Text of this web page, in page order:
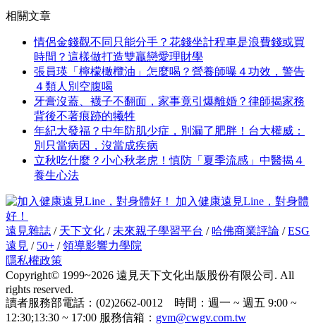
相關文章
情侶金錢觀不同只能分手？花錢坐計程車是浪費錢或買
時間？這樣做打造雙贏戀愛理財學
張員瑛「檸檬橄欖油」怎麼喝？營養師曝４功效，警告
４類人別空腹喝
牙膏沒蓋、襪子不翻面，家事竟引爆離婚？律師揭家務
背後不著痕跡的犧牲
年紀大發福？中年防肌少症，別漏了肥胖！台大權威：
別只當病因，沒當成疾病
立秋吃什麼？小心秋老虎！慎防「夏季流感」中醫揭４
養生心法
加入健康遠見Line，對身體
好！
遠見雜誌 / 天下文化 / 未來親子學習平台 / 哈佛商業評論 /ESG
遠見 / 50+ /領導影響力學院
隱私權政策
Copyright© 1999~2026 遠見天下文化出版股份有限公司. All
rights reserved.
讀者服務部電話：(02)2662-0012 時間：週一 ~ 週五 9:00 ~
12:30;13:30 ~ 17:00 服務信箱： gvm@cwgv.com.tw